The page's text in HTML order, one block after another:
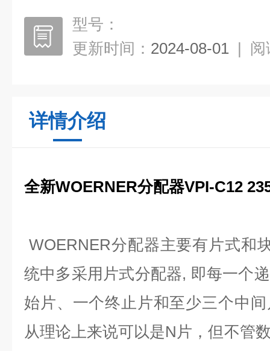
型号：
更新时间： 2024-08-01 | 阅
详情介绍
全新WOERNER分配器VPI-C12
WOERNER分配器主要有片式和
统中多采用片式分配器, 即每一个
始片、一个终止片和至少三个中
从理论上来说可以是N片，但不管